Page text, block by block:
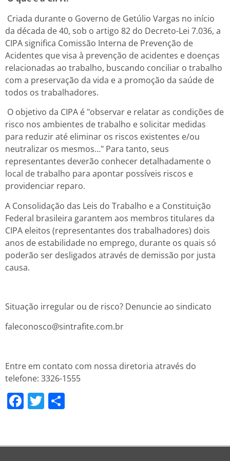
Criada durante o Governo de Getúlio Vargas no início
da década de 40, sob o artigo 82 do Decreto-Lei 7.036, a
CIPA significa Comissão Interna de Prevenção de
Acidentes que visa à prevenção de acidentes e doenças
relacionadas ao trabalho, buscando conciliar o trabalho
com a preservação da vida e a promoção da saúde de
todos os trabalhadores.
O objetivo da CIPA é "observar e relatar as condições de
risco nos ambientes de trabalho e solicitar medidas
para reduzir até eliminar os riscos existentes e/ou
neutralizar os mesmos…" Para tanto, seus
representantes deverão conhecer detalhadamente o
local de trabalho para apontar possíveis riscos e
providenciar reparo.
A Consolidação das Leis do Trabalho e a Constituição
Federal brasileira garantem aos membros titulares da
CIPA eleitos (representantes dos trabalhadores) dois
anos de estabilidade no emprego, durante os quais só
poderão ser desligados através de demissão por justa
causa.
Situação irregular ou de risco? Denuncie ao sindicato
faleconosco@sintrafite.com.br
Entre em contato com nossa diretoria através do
telefone: 3326-1555
Facebook
Twitter